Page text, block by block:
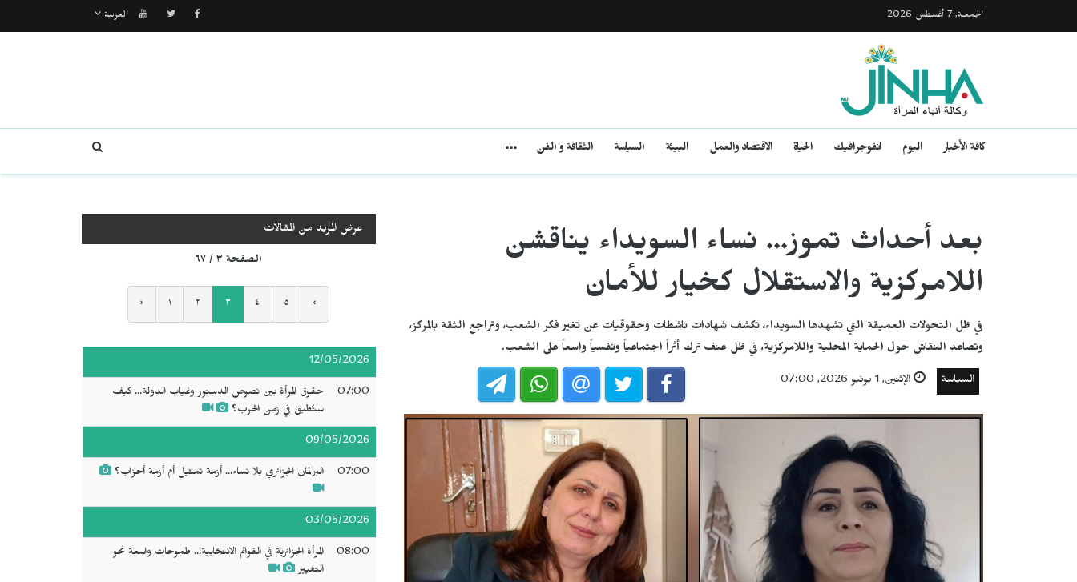
الجمعـة, 7 أغسطس 2026 العربية
كافة الأخبار اليوم انفوجرافيك الحياة الاقتصاد والعمل البيئة السياسة الثقافة و الفن
بعد أحداث تموز... نساء السويداء يناقشن
اللامركزية والاستقلال كخيار للأمان
في ظل التحولات العميقة التي تشهدها السويداء، تكشف شهادات ناشطات وحقوقيات عن تغير فكر الشعب، وتراجع الثقة بالمركز،
وتصاعد النقاش حول الحماية المحلية واللامركزية، في ظل عنف ترك أثراً اجتماعياً ونفسياً واسعاً على الشعب.
السياسة الإثنين, 1 يونيو 2026, 07:00
عرض المزيد من المقالات
الصفحة ٣ / ٦٧
‹ ١ ٢ ٣ ٤ ٥ ›
12/05/2026
07:00
حقوق المرأة بين نصوص الدستور وغياب الدولة... كيف
ستُطبق في زمن الحرب؟
09/05/2026
07:00 البرلمان الجزائري بلا نساء... أزمة تمثيل أم أزمة أحزاب؟
03/05/2026
08:00
المرأة الجزائرية في القوائم الانتخابية... طموحات واسعة نحو
التغيير